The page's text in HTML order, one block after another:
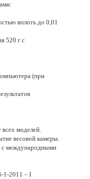
вплоть до 0,01
520 г с
(при
моделей.
весовой камеры.
с международными
1-2011 – I